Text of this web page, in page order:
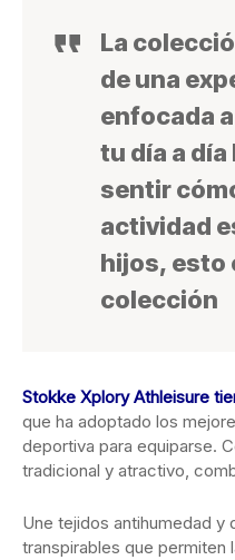
La
de una
enfocada
tu día a
sentir
actividad
hijos, esto
colección
Stokke Xplory Athleisure
que ha adoptado los
deportiva para equiparse.
tradicional y atractivo,
Une tejidos antihumedad
transpirables que permiten